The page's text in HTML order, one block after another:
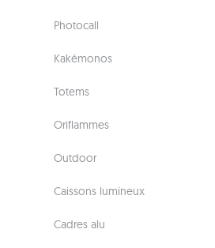
Photocall
Kakémonos
Totems
Oriflammes
Outdoor
Caissons lumineux
Cadres alu